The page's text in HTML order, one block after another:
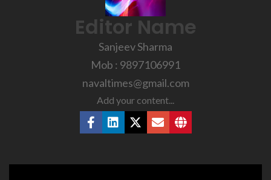
Editor Name
Sanjeev Sharma
Mob : 9897106991
navaltimes@gmail.com
Add your content...